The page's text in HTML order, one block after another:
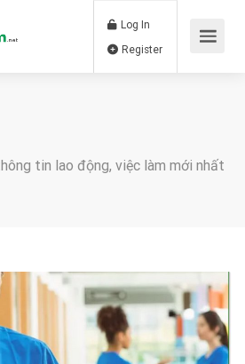
Log In
tin lao động, việc làm mới nhất